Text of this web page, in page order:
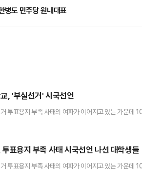
병도 민주당 원내대표
, '부실선거' 시국선언
투표용지 부족 사태의 여파가 이어지고 있는 가운데
표용지 부족 사태 시국선언 나선 대학생들
투표용지 부족 사태의 여파가 이어지고 있는 가운데